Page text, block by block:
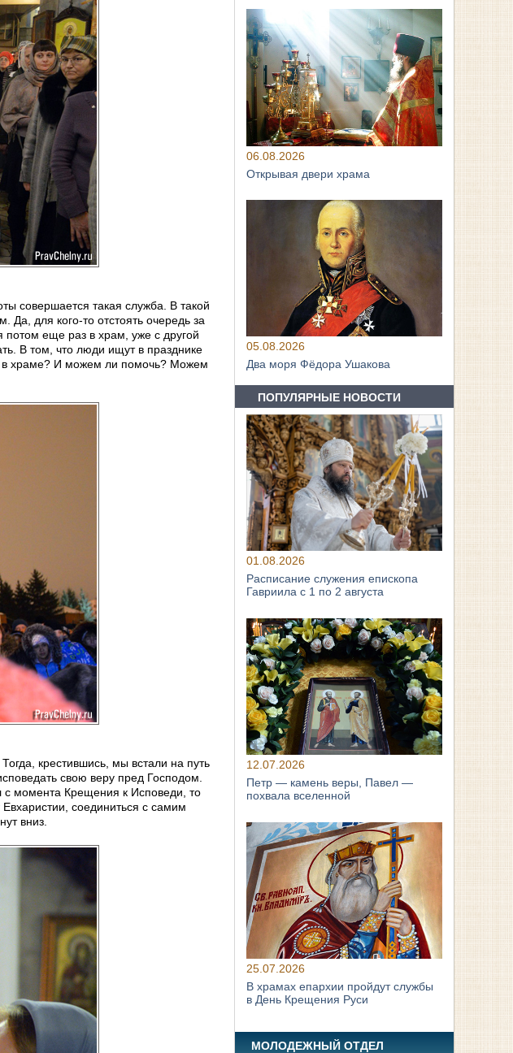
совершается такая служба. В такой
Да, для кого-то отстоять очередь за
потом еще раз в храм, уже с другой
В том, что люди ищут в празднике
в храме? И можем ли помочь? Можем
крестившись, мы встали на путь
свою веру пред Господом.
с момента Крещения к Исповеди, то
Евхаристии, соединиться с самим
вниз.
06.08.2026
Открывая двери храма
05.08.2026
Два моря Фёдора Ушакова
ПОПУЛЯРНЫЕ НОВОСТИ
01.08.2026
Расписание служения епископа
Гавриила с 1 по 2 августа
12.07.2026
Петр — камень веры, Павел —
похвала вселенной
25.07.2026
В храмах епархии пройдут службы
в День Крещения Руси
МОЛОДЕЖНЫЙ ОТДЕЛ